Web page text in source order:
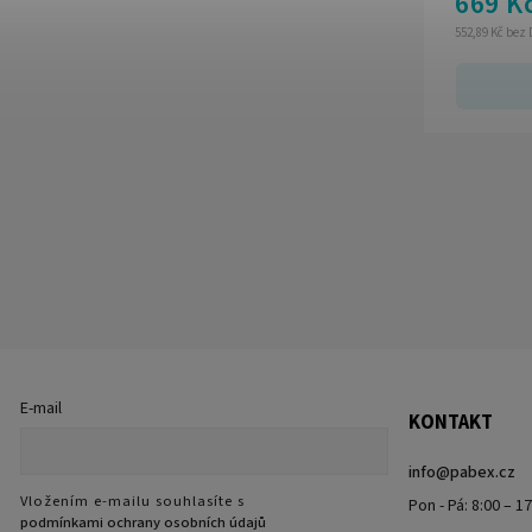
552,89 Kč bez
E-mail
Vložením e-mailu souhlasíte s
podmínkami ochrany osobních údajů
KONTAKT
info@pabex.cz
Pon - Pá: 8:00 –